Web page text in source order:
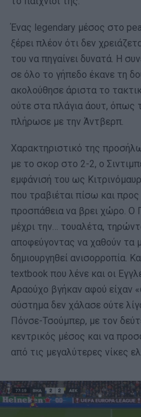
Ένας legendary μέσος στο
ξέρει πλέον ότι δεν
του να πηγαίνει δυνατά. Η
σε όλο το γήπεδο έκανε τη
ακολούθησε άριστα το
ούτε στα πλάγια άουτ, όπως
πλήρωσε με την Άντβερπ.
Χαρακτηριστικό της
με το σκορ στο 2-2, ο
εμφάνισή του ως
που τραβιέται πίσω και
προσπάθεια να βρει χώρο. Ο
μέχρι την… τουαλέτα,
αποφεύγοντας να χαθούν τα
δημιουργηθεί ανισορροπία.
textbook που λένε και οι
Αραούχο βγήκαν αφού είχαν
σύστημα δεν χάλασε ούτε
Πόνσε-Τσούμπερ, με τον
κεντρικός μέσος και να
από τις μεγαλύτερες νίκες